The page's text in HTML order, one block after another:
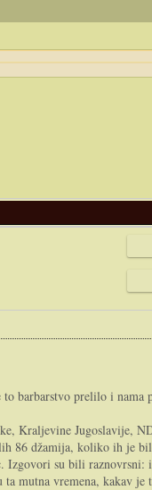
to barbarstvo prelilo i nama
Kraljevine Jugoslavije,
86 džamija, koliko ih je
su bili raznovrsni:
mutna vremena, kakav je